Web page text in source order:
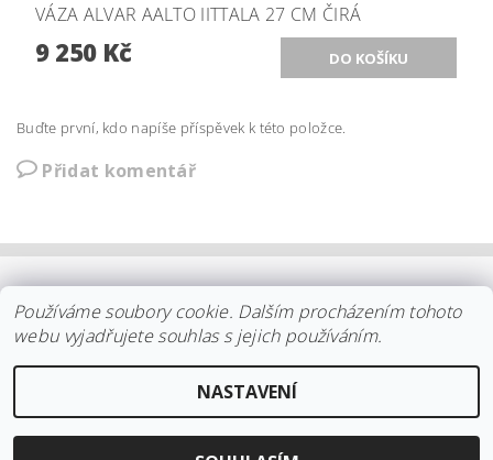
VÁZA ALVAR AALTO IITTALA 27 CM ČIRÁ
9 250 Kč
Buďte první, kdo napíše příspěvek k této položce.
Přidat komentář
| KOLEKCE STELTON | DISTRIBUCE IITTALA |
REKLAMACE/ODSTOUPENÍ | VŠE O NÁKUPU | KDO JSME
KONTAKT
2026 ©arki.cz, všechna práva vyhrazena
Používáme soubory cookie. Dalším procházením tohoto
webu vyjadřujete souhlas s jejich používáním.
NASTAVENÍ